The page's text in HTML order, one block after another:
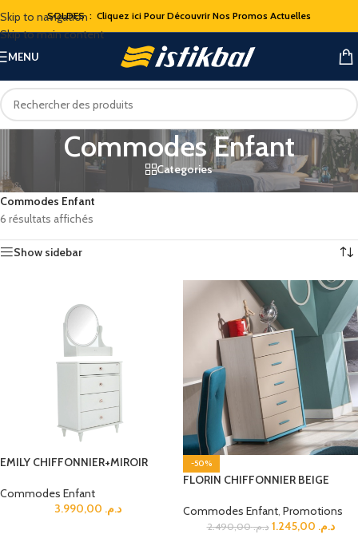
Skip to navigation
Skip to main content
SOLDES : Cliquez ici Pour Découvrir Nos Promos Actuelles
MENU
Commodes Enfant
Categories
Accueil
Chambre a coucher Enfant
Commodes Enfant
6 résultats affichés
Show sidebar
EMILY CHIFFONNIER+MIROIR
Commodes Enfant
د.م.
-50%
FLORIN CHIFFONNIER BEIGE
Commodes Enfant, Promotions
د.م.2.490,00 د.م.